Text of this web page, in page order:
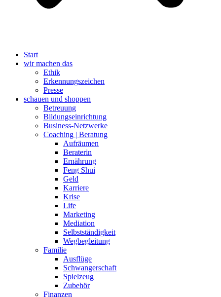
Start
wir machen das
Ethik
Erkennungszeichen
Presse
schauen und shoppen
Betreuung
Bildungseinrichtung
Business-Netzwerke
Coaching | Beratung
Aufräumen
Beraterin
Ernährung
Feng Shui
Geld
Karriere
Krise
Life
Marketing
Mediation
Selbstständigkeit
Wegbegleitung
Familie
Ausflüge
Schwangerschaft
Spielzeug
Zubehör
Finanzen